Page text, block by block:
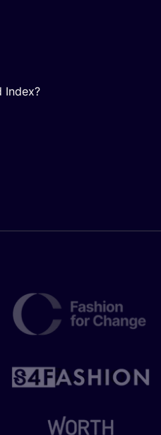
Index?